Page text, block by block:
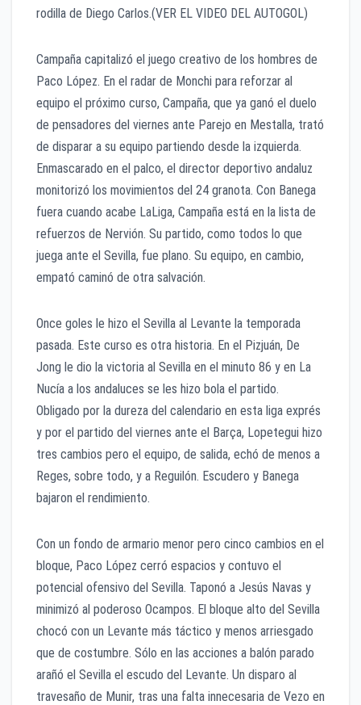
rodilla de Diego Carlos.(VER EL VIDEO DEL AUTOGOL)
Campaña capitalizó el juego creativo de los hombres de
Paco López. En el radar de Monchi para reforzar al
equipo el próximo curso, Campaña, que ya ganó el duelo
de pensadores del viernes ante Parejo en Mestalla, trató
de disparar a su equipo partiendo desde la izquierda.
Enmascarado en el palco, el director deportivo andaluz
monitorizó los movimientos del 24 granota. Con Banega
fuera cuando acabe LaLiga, Campaña está en la lista de
refuerzos de Nervión. Su partido, como todos lo que
juega ante el Sevilla, fue plano. Su equipo, en cambio,
empató caminó de otra salvación.
Once goles le hizo el Sevilla al Levante la temporada
pasada. Este curso es otra historia. En el Pizjuán, De
Jong le dio la victoria al Sevilla en el minuto 86 y en La
Nucía a los andaluces se les hizo bola el partido.
Obligado por la dureza del calendario en esta liga exprés
y por el partido del viernes ante el Barça, Lopetegui hizo
tres cambios pero el equipo, de salida, echó de menos a
Reges, sobre todo, y a Reguilón. Escudero y Banega
bajaron el rendimiento.
Con un fondo de armario menor pero cinco cambios en el
bloque, Paco López cerró espacios y contuvo el
potencial ofensivo del Sevilla. Taponó a Jesús Navas y
minimizó al poderoso Ocampos. El bloque alto del Sevilla
chocó con un Levante más táctico y menos arriesgado
que de costumbre. Sólo en las acciones a balón parado
arañó el Sevilla el escudo del Levante. Un disparo al
travesaño de Munir, tras una falta innecesaria de Vezo en